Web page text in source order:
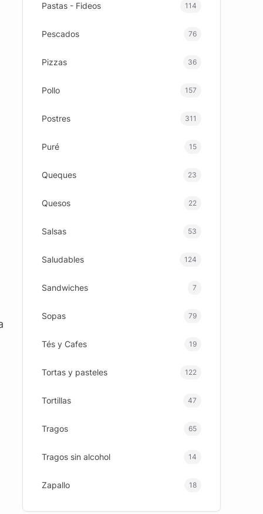
Pastas - Fideos 114
Pescados 76
Pizzas 36
Pollo 157
Postres 311
Puré 15
Queques 23
Quesos 22
Salsas 53
Saludables 124
Sandwiches 7
Sopas 79
Tés y Cafes 19
Tortas y pasteles 122
Tortillas 47
Tragos 65
Tragos sin alcohol 14
Zapallo 18